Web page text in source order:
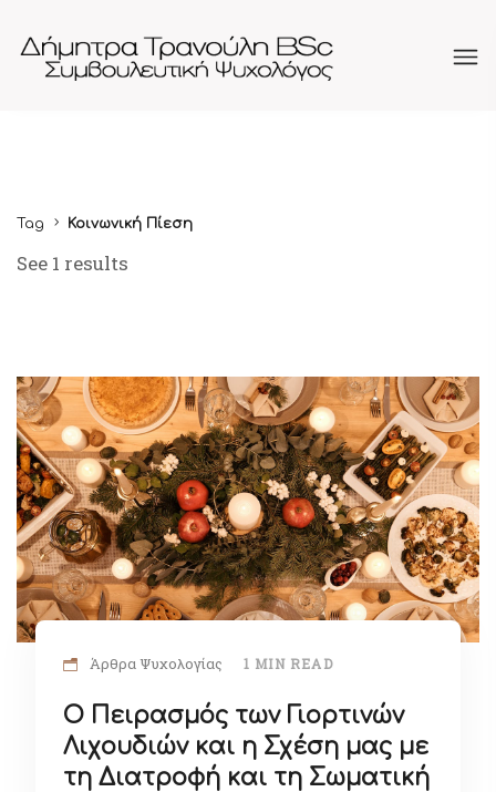
Tag Κοινωνική Πίεση
See 1 results
Άρθρα Ψυχολογίας 1 MIN READ
Ο Πειρασμός των Γιορτινών
Λιχουδιών και η Σχέση μας με
τη Διατροφή και τη Σωματική